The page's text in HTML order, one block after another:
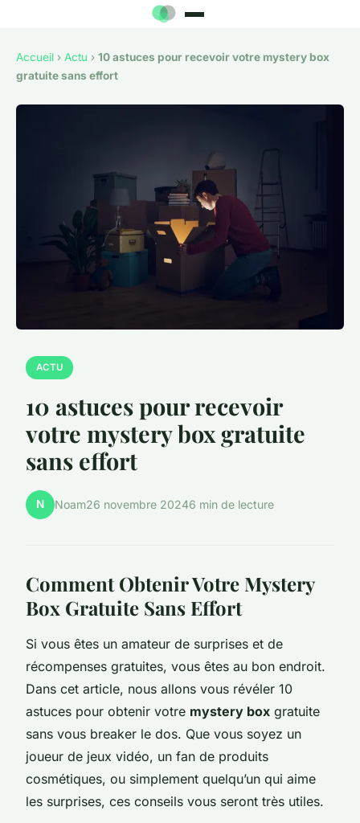
Accueil › Actu › 10 astuces pour recevoir votre mystery box
gratuite sans effort
ACTU
10 astuces pour recevoir
votre mystery box gratuite
sans effort
N Noam26 novembre 20246 min de lecture
Comment Obtenir Votre Mystery
Box Gratuite Sans Effort
Si vous êtes un amateur de surprises et de
récompenses gratuites, vous êtes au bon endroit.
Dans cet article, nous allons vous révéler 10
astuces pour obtenir votre mystery box gratuite
sans vous breaker le dos. Que vous soyez un
joueur de jeux vidéo, un fan de produits
cosmétiques, ou simplement quelqu’un qui aime
les surprises, ces conseils vous seront très utiles.